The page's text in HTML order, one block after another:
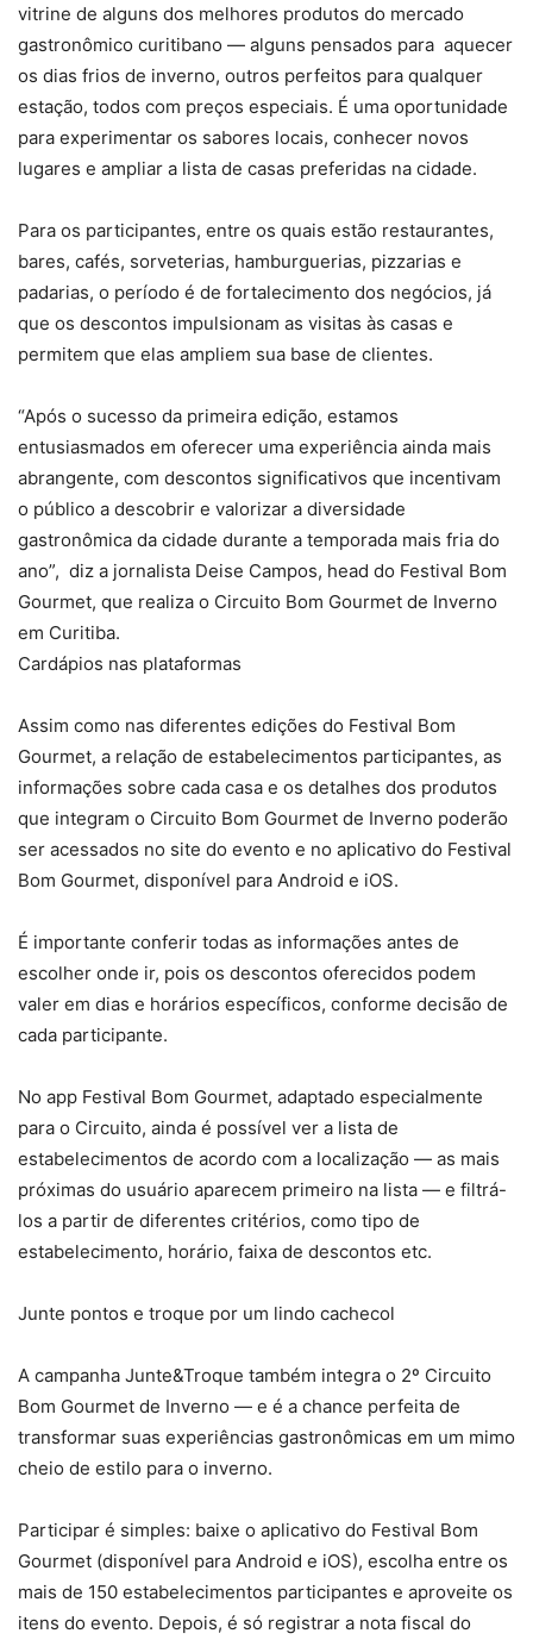
vitrine de alguns dos melhores produtos do mercado
gastronômico curitibano — alguns pensados para aquecer
os dias frios de inverno, outros perfeitos para qualquer
estação, todos com preços especiais. É uma oportunidade
para experimentar os sabores locais, conhecer novos
lugares e ampliar a lista de casas preferidas na cidade.
Para os participantes, entre os quais estão restaurantes,
bares, cafés, sorveterias, hamburguerias, pizzarias e
padarias, o período é de fortalecimento dos negócios, já
que os descontos impulsionam as visitas às casas e
permitem que elas ampliem sua base de clientes.
“Após o sucesso da primeira edição, estamos
entusiasmados em oferecer uma experiência ainda mais
abrangente, com descontos significativos que incentivam
o público a descobrir e valorizar a diversidade
gastronômica da cidade durante a temporada mais fria do
ano”, diz a jornalista Deise Campos, head do Festival Bom
Gourmet, que realiza o Circuito Bom Gourmet de Inverno
em Curitiba.
Cardápios nas plataformas
Assim como nas diferentes edições do Festival Bom
Gourmet, a relação de estabelecimentos participantes, as
informações sobre cada casa e os detalhes dos produtos
que integram o Circuito Bom Gourmet de Inverno poderão
ser acessados no site do evento e no aplicativo do Festival
Bom Gourmet, disponível para Android e iOS.
É importante conferir todas as informações antes de
escolher onde ir, pois os descontos oferecidos podem
valer em dias e horários específicos, conforme decisão de
cada participante.
No app Festival Bom Gourmet, adaptado especialmente
para o Circuito, ainda é possível ver a lista de
estabelecimentos de acordo com a localização — as mais
próximas do usuário aparecem primeiro na lista — e filtrá-
los a partir de diferentes critérios, como tipo de
estabelecimento, horário, faixa de descontos etc.
Junte pontos e troque por um lindo cachecol
A campanha Junte&Troque também integra o 2º Circuito
Bom Gourmet de Inverno — e é a chance perfeita de
transformar suas experiências gastronômicas em um mimo
cheio de estilo para o inverno.
Participar é simples: baixe o aplicativo do Festival Bom
Gourmet (disponível para Android e iOS), escolha entre os
mais de 150 estabelecimentos participantes e aproveite os
itens do evento. Depois, é só registrar a nota fiscal do